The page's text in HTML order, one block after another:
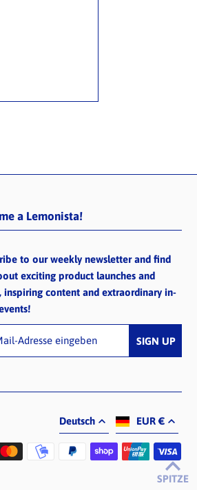
a Lemonista!
to our weekly newsletter and find
exciting product launches and
inspiring content and extraordinary in-
Deutsch EUR €
SPITZE